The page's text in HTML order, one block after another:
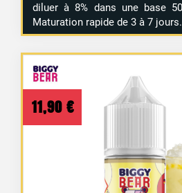
diluer à 8% dans une base
Maturation rapide de 3 à 7 jours.
11,90 €